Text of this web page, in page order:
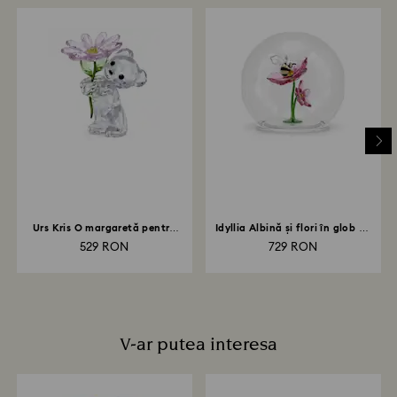
Cât timp durează procesarea retururilor?
După primirea coletului returnat de dvs., îl vom
înregistra și veți primi o notificare prin e-mail odată ce
returul a fost procesat. Transmiterea rambursării va
depinde de normele instituției dvs. financiare și poate
dura până la 3-7 zile lucrătoare pentru ca suma să fie
creditată prin aceeași metodă de plată folosită la
Urs Kris O margaretă pentru
529 RON
Idyllia Albină și flori în glob de
729 RON
V-ar putea interesa